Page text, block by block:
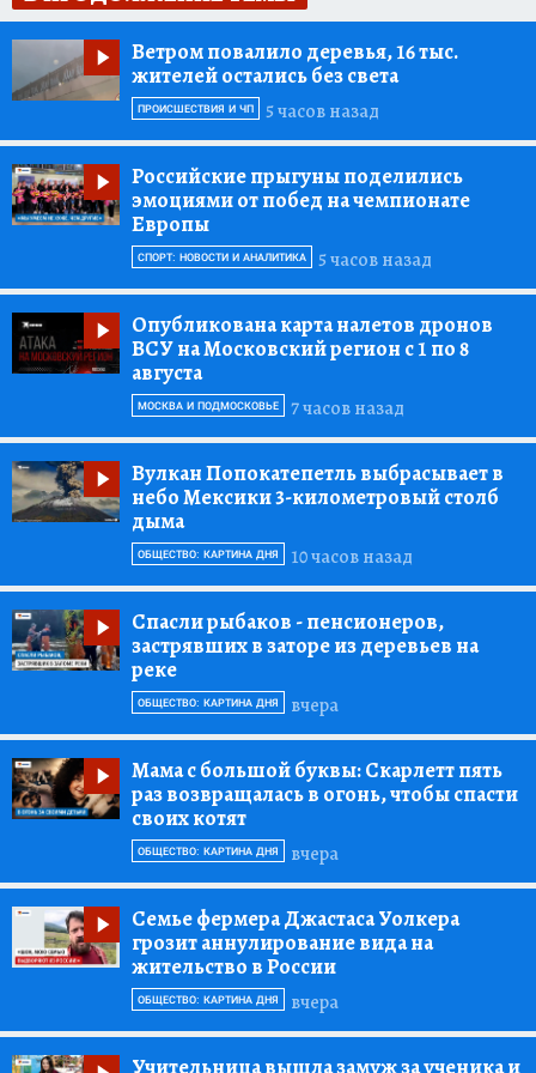
Ветром повалило деревья, 16 тыс.
жителей остались без света
5 часов назад
ПРОИСШЕСТВИЯ И ЧП
Российские прыгуны поделились
эмоциями от побед на чемпионате
Европы
5 часов назад
СПОРТ: НОВОСТИ И АНАЛИТИКА
Опубликована карта налетов дронов
ВСУ на Московский регион с 1 по 8
августа
7 часов назад
МОСКВА И ПОДМОСКОВЬЕ
Вулкан Попокатепетль выбрасывает в
небо Мексики 3-километровый столб
дыма
10 часов назад
ОБЩЕСТВО: КАРТИНА ДНЯ
Спасли рыбаков - пенсионеров,
застрявших в заторе из деревьев на
реке
вчера
ОБЩЕСТВО: КАРТИНА ДНЯ
Мама с большой буквы:Скарлетт пять
раз возвращалась в огонь, чтобы спасти
своих котят
вчера
ОБЩЕСТВО: КАРТИНА ДНЯ
Семье фермера Джастаса Уолкера
грозит аннулирование вида на
жительство в России
вчера
ОБЩЕСТВО: КАРТИНА ДНЯ
Учительница вышла замуж за ученика и